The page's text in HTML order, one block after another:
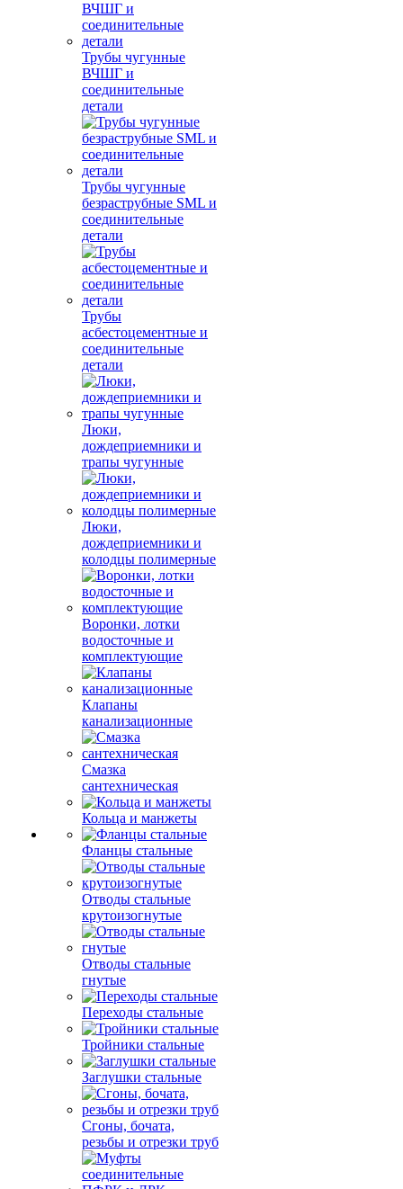
Трубы чугунные
ВЧШГ и
соединительные
детали
Трубы чугунные
безраструбные SML и
соединительные
детали
Трубы
асбестоцементные и
соединительные
детали
Люки,
дождеприемники и
трапы чугунные
Люки,
дождеприемники и
колодцы полимерные
Воронки, лотки
водосточные и
комплектующие
Клапаны
канализационные
Смазка
сантехническая
Кольца и манжеты
Фланцы стальные
Отводы стальные
крутоизогнутые
Отводы стальные
гнутые
Переходы стальные
Тройники стальные
Заглушки стальные
Сгоны, бочата,
резьбы и отрезки труб